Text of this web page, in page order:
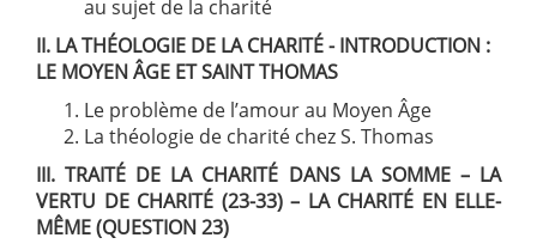
au sujet de la charité
II. LA THÉOLOGIE DE LA CHARITÉ - INTRODUCTION :
LE MOYEN ÂGE ET SAINT THOMAS
Le problème de l’amour au Moyen Âge
La théologie de charité chez S. Thomas
III. TRAITÉ DE LA CHARITÉ DANS LA SOMME – LA
VERTU DE CHARITÉ (23-33) – LA CHARITÉ EN ELLE-
MÊME (QUESTION 23)